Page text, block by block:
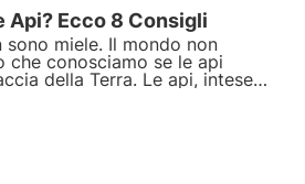
che volano di fiore in
e nettare. Vediamo
!
Api? Ecco 8 Consigli
sono miele. Il mondo non
che conosciamo se le api
della Terra. Le api, intese
a 360 gradi, contribuiscono